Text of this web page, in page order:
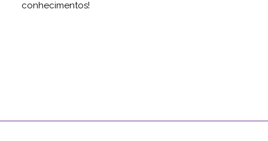
conhecimentos!